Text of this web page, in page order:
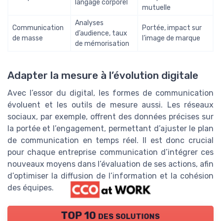
langage corporel
mutuelle
Communication
de masse
Analyses
d’audience, taux
de mémorisation
Portée, impact sur
l’image de marque
Adapter la mesure à l’évolution digitale
Avec l’essor du digital, les formes de communication
évoluent et les outils de mesure aussi. Les réseaux
sociaux, par exemple, offrent des données précises sur
la portée et l’engagement, permettant d’ajuster le plan
de communication en temps réel. Il est donc crucial
pour chaque entreprise communication d’intégrer ces
nouveaux moyens dans l’évaluation de ses actions, afin
d’optimiser la diffusion de l’information et la cohésion
des équipes.
TOP 10 des solutions